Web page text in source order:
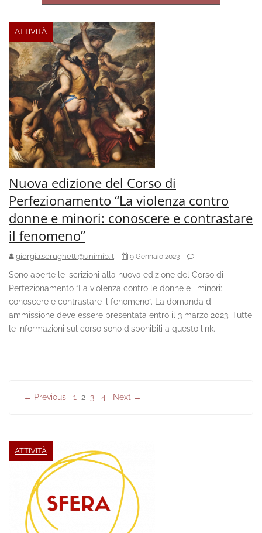
ATTIVITÀ
Nuova edizione del Corso di
Perfezionamento “La violenza contro
donne e minori: conoscere e contrastare
il fenomeno”
giorgia.serughetti@unimib.it 9 Gennaio 2023
Sono aperte le iscrizioni alla nuova edizione del Corso di
Perfezionamento “La violenza contro le donne e i minori:
conoscere e contrastare il fenomeno”. La domanda di
ammissione deve essere presentata entro il 3 marzo 2023. Tutte
le informazioni sul corso sono disponibili a questo link.
Paginazione
← Previous 1 2 3 4 Next →
ATTIVITÀ